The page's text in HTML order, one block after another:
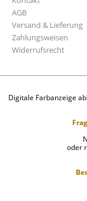
AGB
Versand & Lieferung
Zahlungsweisen
Widerrufsrecht
Digitale Farbanzeige
oder